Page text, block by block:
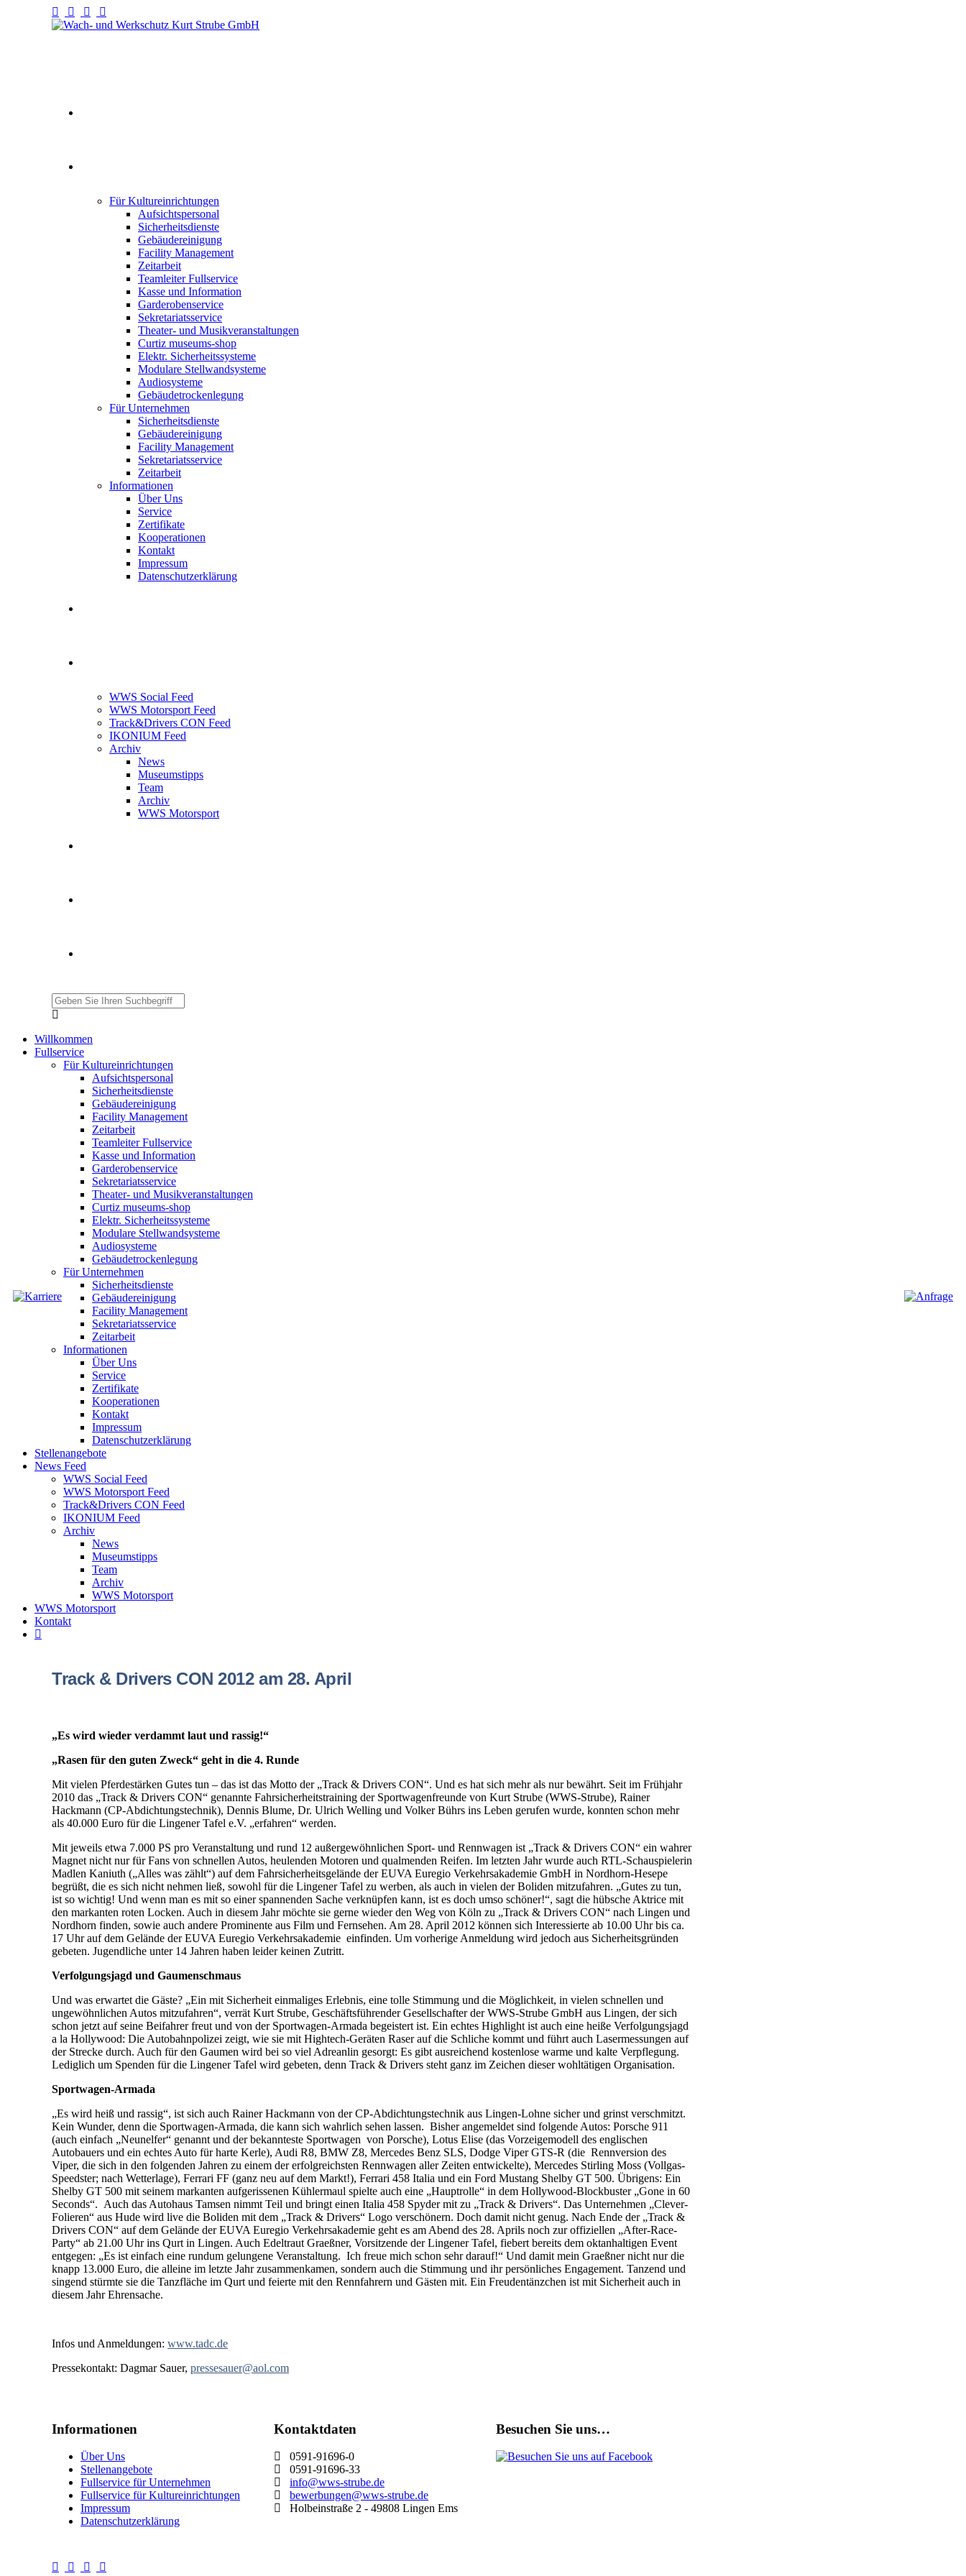
Für Kultureinrichtungen
Aufsichtspersonal
Sicherheitsdienste
Gebäudereinigung
Facility Management
Zeitarbeit
Teamleiter Fullservice
Kasse und Information
Garderobenservice
Sekretariatsservice
Theater- und Musikveranstaltungen
Curtiz museums-shop
Elektr. Sicherheitssysteme
Modulare Stellwandsysteme
Audiosysteme
Gebäudetrockenlegung
Für Unternehmen
Sicherheitsdienste
Gebäudereinigung
Facility Management
Sekretariatsservice
Zeitarbeit
Informationen
Über Uns
Service
Zertifikate
Kooperationen
Kontakt
Impressum
Datenschutzerklärung
WWS Social Feed
WWS Motorsport Feed
Track&Drivers CON Feed
IKONIUM Feed
Archiv
News
Museumstipps
Team
Archiv
WWS Motorsport
Willkommen
Fullservice
Für Kultureinrichtungen
Aufsichtspersonal
Sicherheitsdienste
Gebäudereinigung
Facility Management
Zeitarbeit
Teamleiter Fullservice
Kasse und Information
Garderobenservice
Sekretariatsservice
Theater- und Musikveranstaltungen
Curtiz museums-shop
Elektr. Sicherheitssysteme
Modulare Stellwandsysteme
Audiosysteme
Gebäudetrockenlegung
Für Unternehmen
Sicherheitsdienste
Gebäudereinigung
Facility Management
Sekretariatsservice
Zeitarbeit
Informationen
Über Uns
Service
Zertifikate
Kooperationen
Kontakt
Impressum
Datenschutzerklärung
Stellenangebote
News Feed
WWS Social Feed
WWS Motorsport Feed
Track&Drivers CON Feed
IKONIUM Feed
Archiv
News
Museumstipps
Team
Archiv
WWS Motorsport
WWS Motorsport
Kontakt
Track & Drivers CON 2012 am 28. April
„Es wird wieder verdammt laut und rassig!“
„Rasen für den guten Zweck“ geht in die 4. Runde
Mit vielen Pferdestärken Gutes tun – das ist das Motto der „Track & Drivers CON“. Und es hat sich mehr als nur bewährt. Seit im Frühjahr
2010 das „Track & Drivers CON“ genannte Fahrsicherheitstraining der Sportwagenfreunde von Kurt Strube (WWS-Strube), Rainer
Hackmann (CP-Abdichtungstechnik), Dennis Blume, Dr. Ulrich Welling und Volker Bührs ins Leben gerufen wurde, konnten schon mehr
als 40.000 Euro für die Lingener Tafel e.V. „erfahren“ werden.
Mit jeweils etwa 7.000 PS pro Veranstaltung und rund 12 außergewöhnlichen Sport- und Rennwagen ist „Track & Drivers CON“ ein wahrer
Magnet nicht nur für Fans von schnellen Autos, heulenden Motoren und qualmenden Reifen. Im letzten Jahr wurde auch RTL-Schauspielerin
Madlen Kaniuth („Alles was zählt“) auf dem Fahrsicherheitsgelände der EUVA Euregio Verkehrsakademie GmbH in Nordhorn-Hesepe
begrüßt, die es sich nicht nehmen ließ, sowohl für die Lingener Tafel zu werben, als auch in vielen der Boliden mitzufahren. „Gutes zu tun,
ist so wichtig! Und wenn man es mit so einer spannenden Sache verknüpfen kann, ist es doch umso schöner!“, sagt die hübsche Aktrice mit
den markanten roten Locken. Auch in diesem Jahr möchte sie gerne wieder den Weg von Köln zu „Track & Drivers CON“ nach Lingen und
Nordhorn finden, sowie auch andere Prominente aus Film und Fernsehen. Am 28. April 2012 können sich Interessierte ab 10.00 Uhr bis ca.
17 Uhr auf dem Gelände der EUVA Euregio Verkehrsakademie einfinden. Um vorherige Anmeldung wird jedoch aus Sicherheitsgründen
gebeten. Jugendliche unter 14 Jahren haben leider keinen Zutritt.
Verfolgungsjagd und Gaumenschmaus
Und was erwartet die Gäste? „Ein mit Sicherheit einmaliges Erlebnis, eine tolle Stimmung und die Möglichkeit, in vielen schnellen und
ungewöhnlichen Autos mitzufahren“, verrät Kurt Strube, Geschäftsführender Gesellschafter der WWS-Strube GmbH aus Lingen, der sich
schon jetzt auf seine Beifahrer freut und von der Sportwagen-Armada begeistert ist. Ein echtes Highlight ist auch eine heiße Verfolgungsjagd
a la Hollywood: Die Autobahnpolizei zeigt, wie sie mit Hightech-Geräten Raser auf die Schliche kommt und führt auch Lasermessungen auf
der Strecke durch. Auch für den Gaumen wird bei so viel Adreanlin gesorgt: Es gibt ausreichend kostenlose warme und kalte Verpflegung.
Lediglich um Spenden für die Lingener Tafel wird gebeten, denn Track & Drivers steht ganz im Zeichen dieser wohltätigen Organisation.
Sportwagen-Armada
„Es wird heiß und rassig“, ist sich auch Rainer Hackmann von der CP-Abdichtungstechnik aus Lingen-Lohne sicher und grinst verschmitzt.
Kein Wunder, denn die Sportwagen-Armada, die kann sich wahrlich sehen lassen. Bisher angemeldet sind folgende Autos: Porsche 911
(auch einfach „Neunelfer“ genannt und der bekannteste Sportwagen von Porsche), Lotus Elise (das Vorzeigemodell des englischen
Autobauers und ein echtes Auto für harte Kerle), Audi R8, BMW Z8, Mercedes Benz SLS, Dodge Viper GTS-R (die Rennversion des
Viper, die sich in den folgenden Jahren zu einem der erfolgreichsten Rennwagen aller Zeiten entwickelte), Mercedes Stirling Moss (Vollgas-
Speedster; nach Wetterlage), Ferrari FF (ganz neu auf dem Markt!), Ferrari 458 Italia und ein Ford Mustang Shelby GT 500. Übrigens: Ein
Shelby GT 500 mit seinem markanten aufgerissenen Kühlermaul spielte auch eine „Hauptrolle“ in dem Hollywood-Blockbuster „Gone in 60
Seconds“. Auch das Autohaus Tamsen nimmt Teil und bringt einen Italia 458 Spyder mit zu „Track & Drivers“. Das Unternehmen „Clever-
Folieren“ aus Hude wird live die Boliden mit dem „Track & Drivers“ Logo verschönern. Doch damit nicht genug. Nach Ende der „Track &
Drivers CON“ auf dem Gelände der EUVA Euregio Verkehrsakademie geht es am Abend des 28. Aprils noch zur offiziellen „After-Race-
Party“ ab 21.00 Uhr ins Qurt in Lingen. Auch Edeltraut Graeßner, Vorsitzende der Lingener Tafel, fiebert bereits dem oktanhaltigen Event
entgegen: „Es ist einfach eine rundum gelungene Veranstaltung. Ich freue mich schon sehr darauf!“ Und damit mein Graeßner nicht nur die
knapp 13.000 Euro, die alleine im letzte Jahr zusammenkamen, sondern auch die Stimmung und ihr persönliches Engagement. Tanzend und
singend stürmte sie die Tanzfläche im Qurt und feierte mit den Rennfahrern und Gästen mit. Ein Freudentänzchen ist mit Sicherheit auch in
diesem Jahr Ehrensache.
Infos und Anmeldungen: www.tadc.de
Pressekontakt: Dagmar Sauer, pressesauer@aol.com
Informationen
Über Uns
Stellenangebote
Fullservice für Unternehmen
Fullservice für Kultureinrichtungen
Impressum
Datenschutzerklärung
Kontaktdaten
0591-91696-0
0591-91696-33
info@wws-strube.de
bewerbungen@wws-strube.de
Holbeinstraße 2 - 49808 Lingen Ems
Besuchen Sie uns…